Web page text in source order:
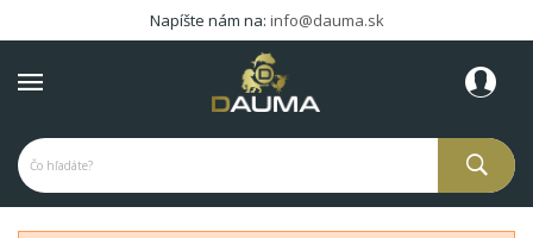
Napíšte nám na: info@dauma.sk